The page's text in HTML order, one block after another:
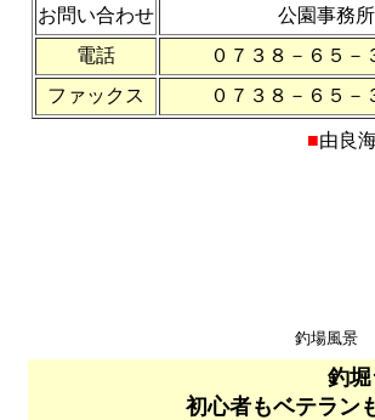
お問い合わせ
公園事務所
電話
０７３８－６５－
ファックス
０７３８－６５－
■由良
釣場風景
釣
初心者もベテラン